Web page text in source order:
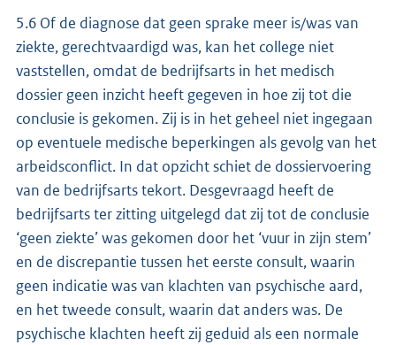
5.6 Of de diagnose dat geen sprake meer is/was van
ziekte, gerechtvaardigd was, kan het college niet
vaststellen, omdat de bedrijfsarts in het medisch
dossier geen inzicht heeft gegeven in hoe zij tot die
conclusie is gekomen. Zij is in het geheel niet ingegaan
op eventuele medische beperkingen als gevolg van het
arbeidsconflict. In dat opzicht schiet de dossiervoering
van de bedrijfsarts tekort. Desgevraagd heeft de
bedrijfsarts ter zitting uitgelegd dat zij tot de conclusie
‘geen ziekte’ was gekomen door het ‘vuur in zijn stem’
en de discrepantie tussen het eerste consult, waarin
geen indicatie was van klachten van psychische aard,
en het tweede consult, waarin dat anders was. De
psychische klachten heeft zij geduid als een normale